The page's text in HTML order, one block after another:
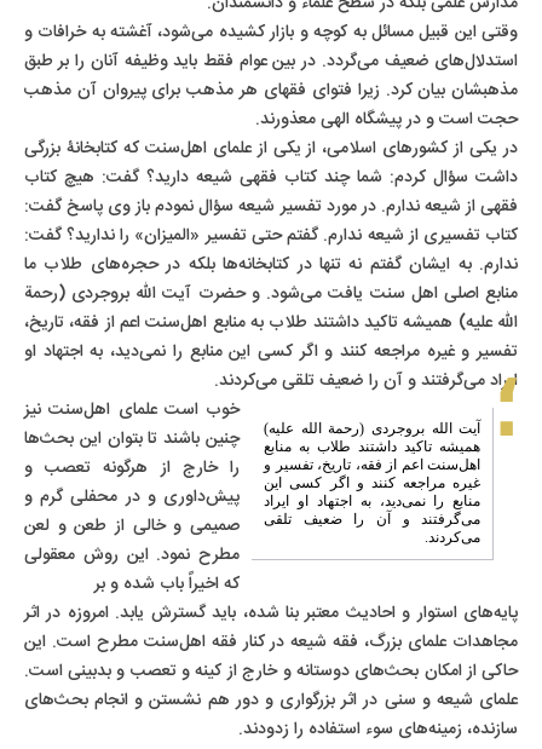
وقتی این قبیل مسائل به کوچه و بازار کشیده می‌شود، آغشته به خرافات و
استدلال‌های ضعیف می‌گردد. در بین عوام فقط باید وظیفه آنان را بر طبق
مذهبشان بیان کرد. زیرا فتوای فقهای هر مذهب برای پیروان آن مذهب
حجت است و در پیشگاه الهی معذورند.
در یکی از کشورهای اسلامی، از یکی از علمای اهل‌سنت که کتابخانۀ بزرگی
داشت سؤال کردم: شما چند کتاب فقهی شیعه دارید؟ گفت: هیچ کتاب
فقهی از شیعه ندارم. در مورد تفسیر شیعه سؤال نمودم باز وی پاسخ گفت:
کتاب تفسیری از شیعه ندارم. گفتم حتى تفسیر «المیزان» را ندارید؟ گفت:
ندارم. به ایشان گفتم نه تنها در کتابخانه‌ها بلکه در حجره‌های طلاب ما
منابع اصلی اهل سنت یافت می‌شود. و حضرت آیت الله بروجردى (رحمة
الله علیه) همیشه تاکید داشتند طلاب به منابع اهل‌سنت اعم از فقه، تاریخ،
تفسیر و غیره مراجعه کنند و اگر کسی این منابع را نمی‌دید، به اجتهاد او
ایراد می‌گرفتند و آن را ضعیف تلقی می‌کردند.
آیت الله بروجردى (رحمة الله علیه)
همیشه تاکید داشتند طلاب به منابع
اهل‌سنت اعم از فقه، تاریخ، تفسیر و
غیره مراجعه کنند و اگر کسی این
منابع را نمی‌دید، به اجتهاد او ایراد
می‌گرفتند و آن را ضعیف تلقی
می‌کردند.
خوب است علمای اهل‌سنت نیز
چنین باشند تا بتوان این بحث‌ها
را خارج از هرگونه تعصب و
پیش‌داوری و در محفلی گرم و
صمیمی و خالی از طعن و لعن
مطرح نمود. این روش معقولی
که اخیراً باب شده و بر
پایه‌های استوار و احادیث معتبر بنا شده، باید گسترش یابد. امروزه در اثر
مجاهدات علمای بزرگ، فقه شیعه در کنار فقه اهل‌سنت مطرح است. این
حاکی از امکان بحث‌های دوستانه و خارج از کینه و تعصب و بدبینی است.
علمای شیعه و سنی در اثر بزرگواری و دور هم نشستن و انجام بحث‌های
سازنده، زمینه‌های سوء استفاده را زدودند.